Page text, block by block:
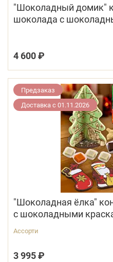
"Шоколадный домик"
шоколада с
4 600 ₽
Предзаказ
Доставка с 01.11.2026
"Шоколадная ёлка"
с шоколадными
Ассорти
3 995 ₽